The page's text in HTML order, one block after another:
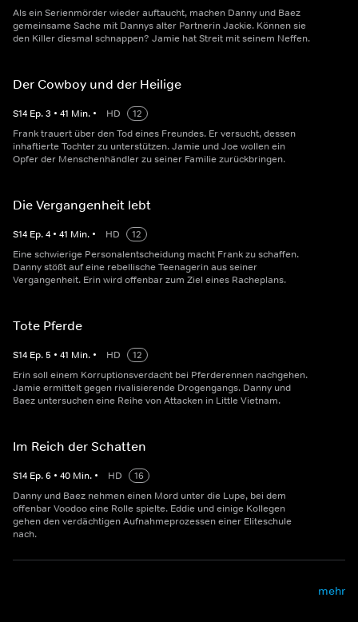
Als ein Serienmörder wieder auftaucht, machen Danny und Baez
gemeinsame Sache mit Dannys alter Partnerin Jackie. Können sie
den Killer diesmal schnappen? Jamie hat Streit mit seinem Neffen.
Der Cowboy und der Heilige
S14 Ep.3 • 41 Min. • HD
12
Frank trauert über den Tod eines Freundes. Er versucht, dessen
inhaftierte Tochter zu unterstützen. Jamie und Joe wollen ein
Opfer der Menschenhändler zu seiner Familie zurückbringen.
Die Vergangenheit lebt
S14 Ep.4 • 41 Min. • HD
12
Eine schwierige Personalentscheidung macht Frank zu schaffen.
Danny stößt auf eine rebellische Teenagerin aus seiner
Vergangenheit. Erin wird offenbar zum Ziel eines Racheplans.
Tote Pferde
S14 Ep.5 • 41 Min. • HD
12
Erin soll einem Korruptionsverdacht bei Pferderennen nachgehen.
Jamie ermittelt gegen rivalisierende Drogengangs. Danny und
Baez untersuchen eine Reihe von Attacken in Little Vietnam.
Im Reich der Schatten
S14 Ep.6 • 40 Min. • HD
16
Danny und Baez nehmen einen Mord unter die Lupe, bei dem
offenbar Voodoo eine Rolle spielte. Eddie und einige Kollegen
gehen den verdächtigen Aufnahmeprozessen einer Eliteschule
nach.
mehr